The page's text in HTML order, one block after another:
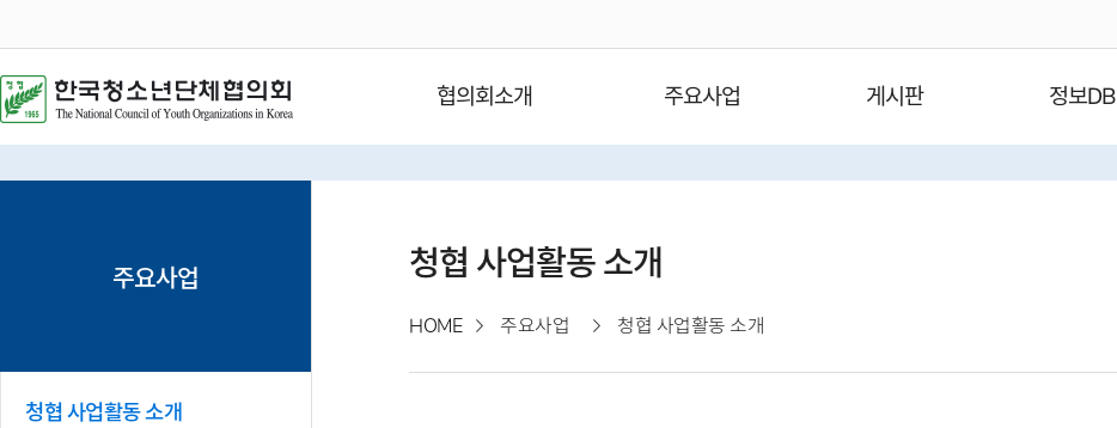
협의회소개 주요사업 게시판 정보DB
주요사업
청협 사업활동 소개
청협 사업활동 소개
HOME 주요사업 청협 사업활동 소개